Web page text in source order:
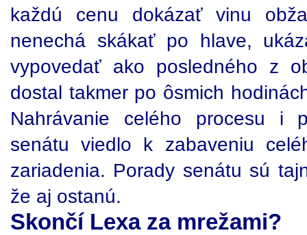
každú cenu dokázať vinu
nenechá skákať po hlave,
vypovedať ako posledného z
dostal takmer po ôsmich
Nahrávanie celého procesu i
senátu viedlo k zabaveniu
zariadenia. Porady senátu sú
že aj ostanú.
Skončí Lexa za mrežami?